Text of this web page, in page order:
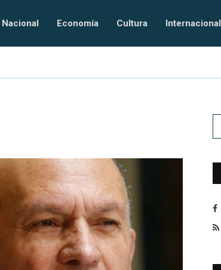
Nacional Economía Cultura Internacional